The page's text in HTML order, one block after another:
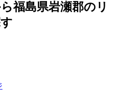
福島県岩瀬郡のリ